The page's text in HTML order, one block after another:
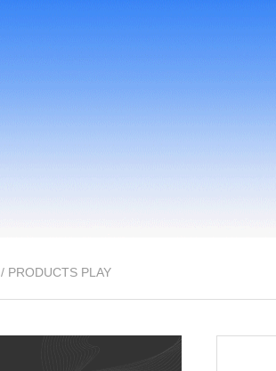
/ PRODUCTS PLAY